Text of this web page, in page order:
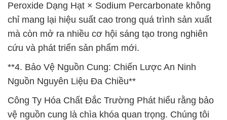
Peroxide Dạng Hạt × Sodium Percarbonate không
chỉ mang lại hiệu suất cao trong quá trình sản xuất
mà còn mở ra nhiều cơ hội sáng tạo trong nghiên
cứu và phát triển sản phẩm mới.
**4. Bảo Vệ Nguồn Cung: Chiến Lược An Ninh
Nguồn Nguyên Liệu Đa Chiều**
Công Ty Hóa Chất Đắc Trường Phát hiểu rằng bảo
vệ nguồn cung là chìa khóa quan trọng. Chúng tôi